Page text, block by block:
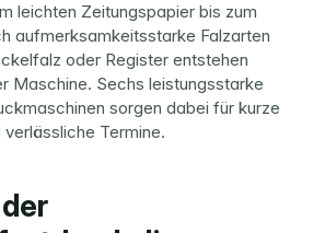
leichten Zeitungspapier bis zum
aufmerksamkeitsstarke Falzarten
oder Register entstehen
Maschine. Sechs leistungsstarke
sorgen dabei für kurze
Termine.